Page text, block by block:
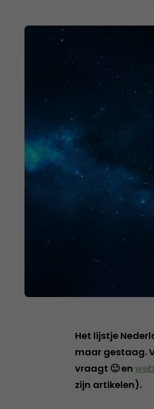
Het lijstje
maar gestaag.
vraagt 🙂 en
zijn artikelen).